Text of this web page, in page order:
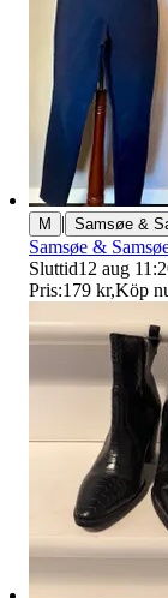
M | Samsøe &
Samsøe &
Sluttid12 aug
Pris:179 kr,Köp